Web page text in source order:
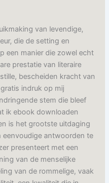
van levendige,
die de setting en
een manier die zowel echt
prestatie van literaire
bescheiden kracht van
indruk op mij
stem die bleef
ik ebook downloaden
is het grootste uitdaging
antwoorden te
presenteert met een
van de menselijke
van de rommelige, vaak